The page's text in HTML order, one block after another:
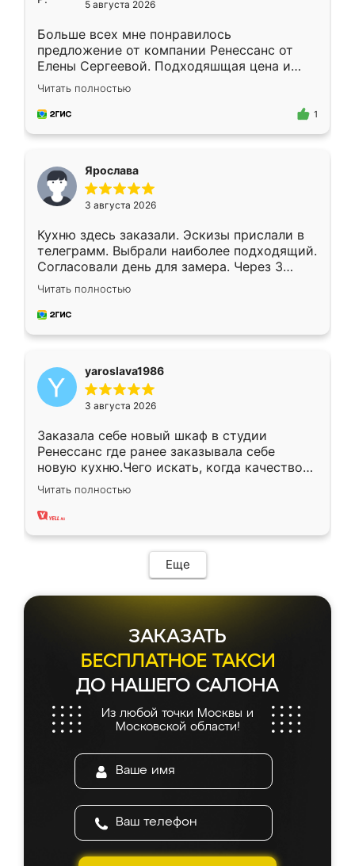
5 августа 2026
Больше всех мне понравилось
предложение от компании Ренессанс от
Елены Сергеевой. Подходяшщая цена и
короткие сроки изготовления. Приехавший
для замера сотрудник Владислав
предложил по моему эскизу самый
Читать полностью
1
Ярослава
3 августа 2026
Кухню здесь заказали. Эскизы прислали в
телеграмм. Выбрали наиболее подходящий.
Согласовали день для замера. Через 3
недели кухня была уже готова. Остались
довольны работой. Спасибо Ренессанс
мебель за качественную работу!
Читать полностью
yaroslava1986
3 августа 2026
Заказала себе новый шкаф в студии
Ренессанс где ранее заказывала себе
новую кухню.Чего искать, когда качеством
вполне довольна. Служит кухня уже почти
два года, нареканий нет.
Читать полностью
Еще
ЗАКАЗАТЬ
БЕСПЛАТНОЕ ТАКСИ
ДО НАШЕГО САЛОНА
Из любой точки Москвы и
Московской области!